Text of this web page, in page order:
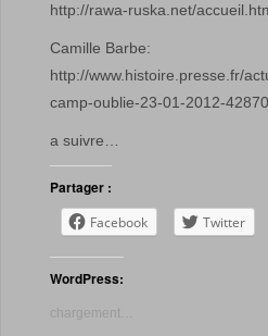
http://rawa-ruska.net/
Camille Barbe:
http://www.histoire.presse.fr/
camp-oublie-23-01-2012-42870
a suivre…
Partager :
Facebook Twitter
WordPress:
chargement…